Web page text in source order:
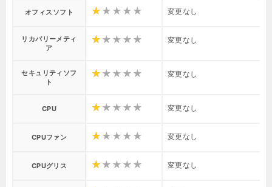
オフィスソフト 変更なし
リカバリーメティ
ア
変更なし
セキュリティソフ
ト
変更なし
CPU 変更なし
CPUファン 変更なし
CPUグリス 変更なし